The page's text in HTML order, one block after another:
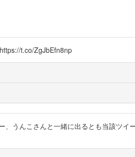
t.co/ZgJbEfn8np
うんこさんと一緒に出るとも当該ツイ